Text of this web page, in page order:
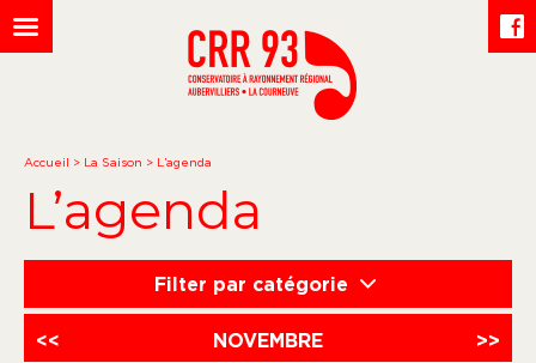
Accueil > La Saison > L’agenda
L’agenda
Filter par catégorie
<< NOVEMBRE >>